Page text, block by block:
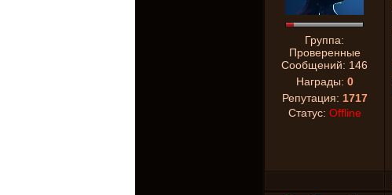
Группа:
Проверенные
Сообщений: 146
Награды: 0
Репутация: 1717
Статус: Offline